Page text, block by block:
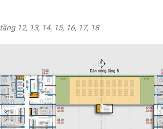
tầng 12, 13, 14, 15, 16, 17, 18